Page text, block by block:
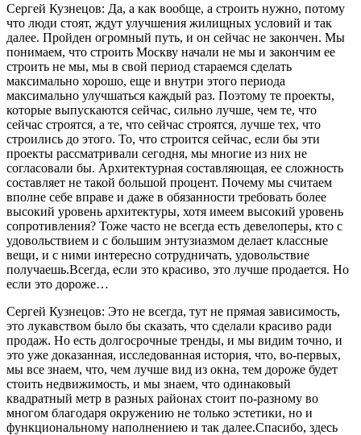
Сергей Кузнецов: Да, а как вообще, а строить нужно, потому
что люди стоят, ждут улучшения жилищных условий и так
далее. Пройден огромный путь, и он сейчас не закончен. Мы
понимаем, что строить Москву начали не мы и закончим ее
строить не мы, мы в свой период стараемся сделать
максимально хорошо, еще и внутри этого периода
максимально улучшаться каждый раз. Поэтому те проекты,
которые выпускаются сейчас, сильно лучше, чем те, что
сейчас строятся, а те, что сейчас строятся, лучше тех, что
строились до этого. То, что строится сейчас, если бы эти
проекты рассматривали сегодня, мы многие из них не
согласовали бы. Архитектурная составляющая, ее сложность
составляет не такой большой процент. Почему мы считаем
вполне себе вправе и даже в обязанности требовать более
высокий уровень архитектуры, хотя имеем высокий уровень
сопротивления? Тоже часто не всегда есть девелоперы, кто с
удовольствием и с большим энтузиазмом делает классные
вещи, и с ними интересно сотрудничать, удовольствие
получаешь.Всегда, если это красиво, это лучше продается. Но
если это дороже…
Сергей Кузнецов: Это не всегда, тут не прямая зависимость,
это лукавством было бы сказать, что сделали красиво ради
продаж. Но есть долгосрочные тренды, и мы видим точно, и
это уже доказанная, исследованная история, что, во-первых,
мы все знаем, что, чем лучше вид из окна, тем дороже будет
стоить недвижимость, и мы знаем, что одинаковый
квадратный метр в разных районах стоит по-разному во
многом благодаря окружению не только эстетики, но и
функциональному наполнениею и так далее.Спасибо, здесь